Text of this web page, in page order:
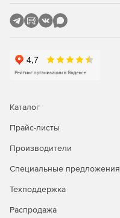
Каталог
Прайс-листы
Производители
Специальные предложения
Техподдержка
Распродажа